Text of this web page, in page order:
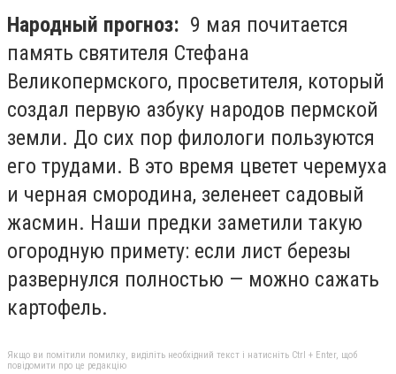
Народный прогноз: 9 мая почитается
память святителя Стефана
Великопермского, просветителя, который
создал первую азбуку народов пермской
земли. До сих пор филологи пользуются
его трудами. В это время цветет черемуха
и черная смородина, зеленеет садовый
жасмин. Наши предки заметили такую
огородную примету: если лист березы
развернулся полностью — можно сажать
картофель.
Якщо ви помітили помилку, виділіть необхідний текст і натисніть Ctrl + Enter, щоб
повідомити про це редакцію